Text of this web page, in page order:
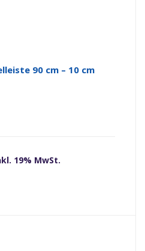
90 cm – 10 cm
19% MwSt.